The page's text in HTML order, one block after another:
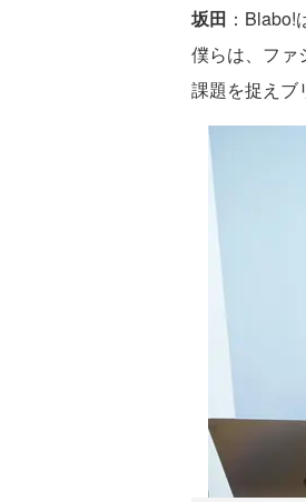
坂田 ：
僕らは、ファ
課題を捉えブ